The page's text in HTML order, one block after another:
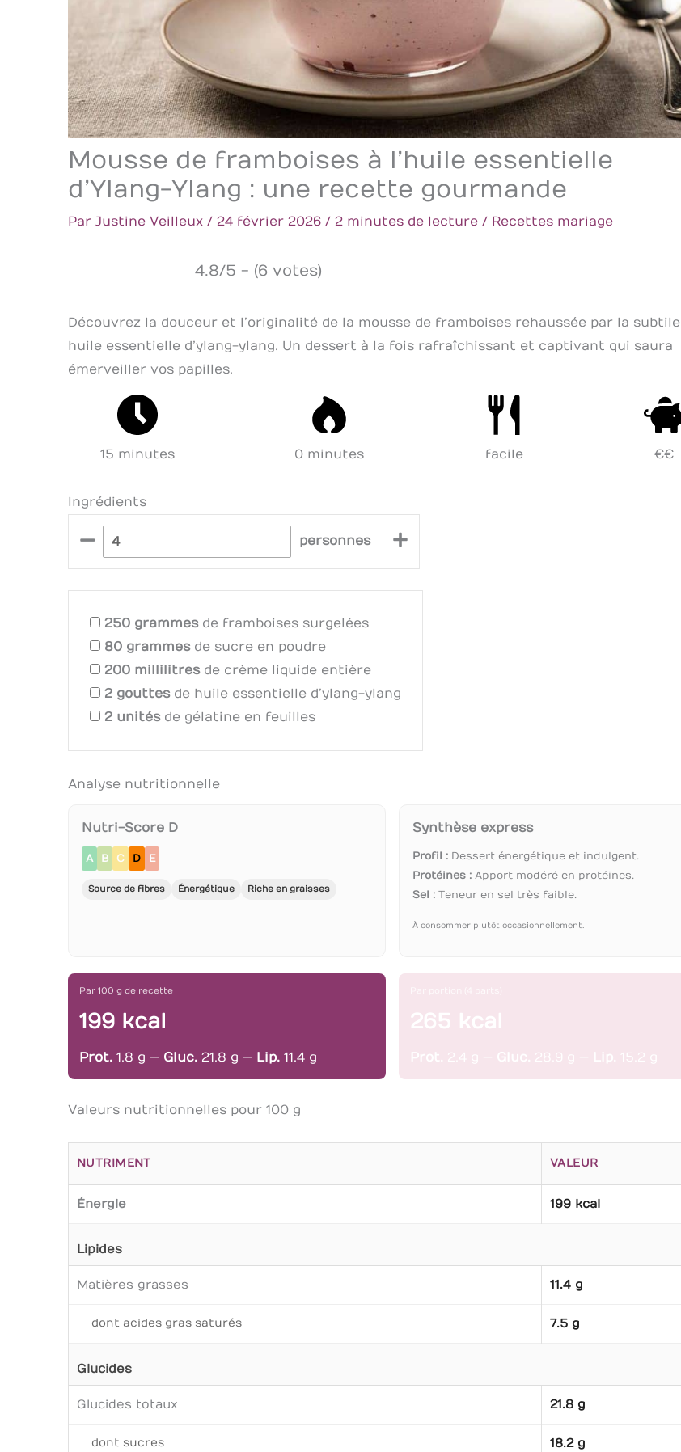
Mousse de framboises à l’huile essentielle
d’Ylang-Ylang : une recette gourmande
Par Justine Veilleux / 24 février 2026 / 2 minutes de lecture / Recettes mariage
4.8/5 - (6 votes)
Découvrez la douceur et l’originalité de la mousse de framboises rehaussée par la subtile
huile essentielle d’ylang-ylang. Un dessert à la fois rafraîchissant et captivant qui saura
émerveiller vos papilles.
15 minutes 0 minutes facile €€
Ingrédients
– personnes +
250 grammesde framboises surgelées
80 grammesde sucre en poudre
200 millilitresde crème liquide entière
2 gouttesde huile essentielle d’ylang-ylang
2 unitésde gélatine en feuilles
Analyse nutritionnelle
Nutri-Score D
A B C D E
Source de fibres Énergétique Riche en graisses
Synthèse express
Profil : Dessert énergétique et indulgent.
Protéines : Apport modéré en protéines.
Sel : Teneur en sel très faible.
À consommer plutôt occasionnellement.
Par 100 g de recette
199 kcal
Prot. 1.8 g — Gluc. 21.8 g — Lip. 11.4 g
265 kcal
Prot. 2.4 g — Gluc. 28.9 g — Lip. 15.2 g
Valeurs nutritionnelles pour 100 g
NUTRIMENT VALEUR
Énergie 199 kcal
Lipides
Matières grasses 11.4 g
dont acides gras saturés 7.5 g
Glucides
Glucides totaux 21.8 g
dont sucres 18.2 g